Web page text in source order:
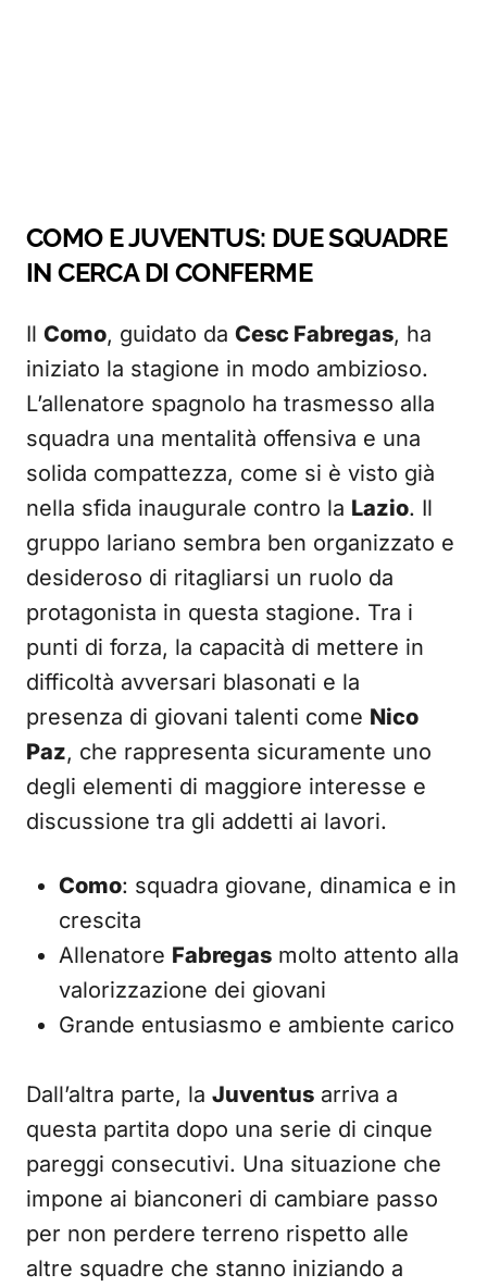
COMO E JUVENTUS: DUE SQUADRE
IN CERCA DI CONFERME
Il Como, guidato da Cesc Fabregas, ha
iniziato la stagione in modo ambizioso.
L’allenatore spagnolo ha trasmesso alla
squadra una mentalità offensiva e una
solida compattezza, come si è visto già
nella sfida inaugurale contro la Lazio. Il
gruppo lariano sembra ben organizzato e
desideroso di ritagliarsi un ruolo da
protagonista in questa stagione. Tra i
punti di forza, la capacità di mettere in
difficoltà avversari blasonati e la
presenza di giovani talenti come Nico
Paz, che rappresenta sicuramente uno
degli elementi di maggiore interesse e
discussione tra gli addetti ai lavori.
Como: squadra giovane, dinamica e in
crescita
Allenatore Fabregas molto attento alla
valorizzazione dei giovani
Grande entusiasmo e ambiente carico
Dall’altra parte, la Juventus arriva a
questa partita dopo una serie di cinque
pareggi consecutivi. Una situazione che
impone ai bianconeri di cambiare passo
per non perdere terreno rispetto alle
altre squadre che stanno iniziando a